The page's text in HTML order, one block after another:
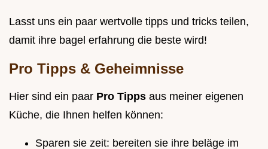
Lasst uns ein paar wertvolle tipps und tricks teilen,
damit ihre bagel erfahrung die beste wird!
Pro Tipps & Geheimnisse
Hier sind ein paar Pro Tipps aus meiner eigenen
Küche, die Ihnen helfen können:
Sparen sie zeit: bereiten sie ihre beläge im